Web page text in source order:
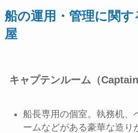
船の運用・管理に関
屋
キャプテンルーム（
船長専用の個室。執務机、
ームなどがある豪華な造り